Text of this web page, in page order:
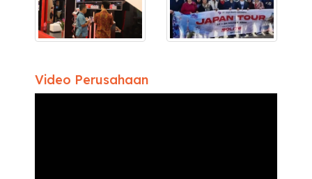
Video Perusahaan